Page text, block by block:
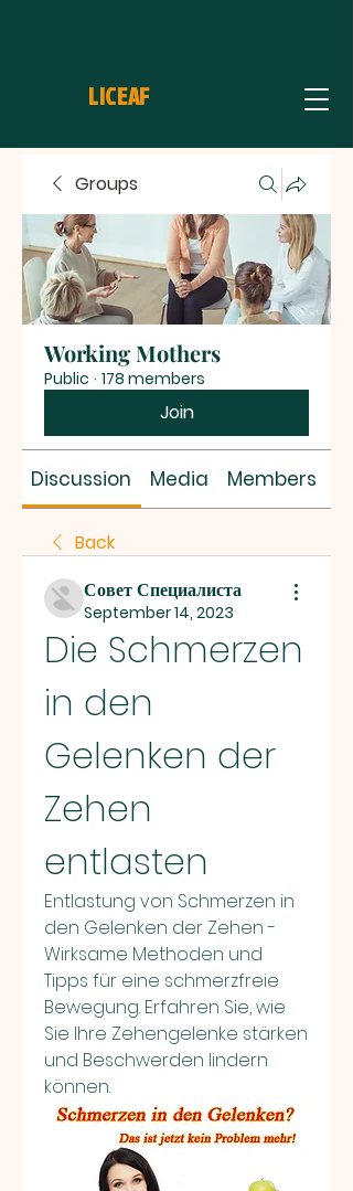
LICEAF
Groups
Working Mothers
Public · 178 members
Join
Discussion Media Members
Back
Совет Специалиста
September 14, 2023
Die Schmerzen
in den
Gelenken der
Zehen
entlasten
Entlastung von Schmerzen in
den Gelenken der Zehen -
Wirksame Methoden und
Tipps für eine schmerzfreie
Bewegung. Erfahren Sie, wie
Sie Ihre Zehengelenke stärken
und Beschwerden lindern
können.